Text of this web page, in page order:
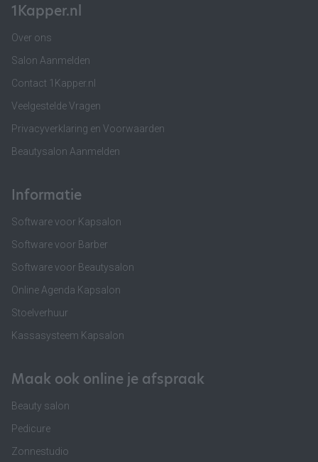
1Kapper.nl
Over ons
Salon Aanmelden
Contact 1Kapper.nl
Veelgestelde Vragen
Privacyverklaring en Voorwaarden
Beautysalon Aanmelden
Informatie
Software voor Kapsalon
Software voor Barber
Software voor Beautysalon
Online Agenda Kapsalon
Stoelverhuur
Kassasysteem Kapsalon
Maak ook online je afspraak
Beauty salon
Pedicure
Zonnestudio